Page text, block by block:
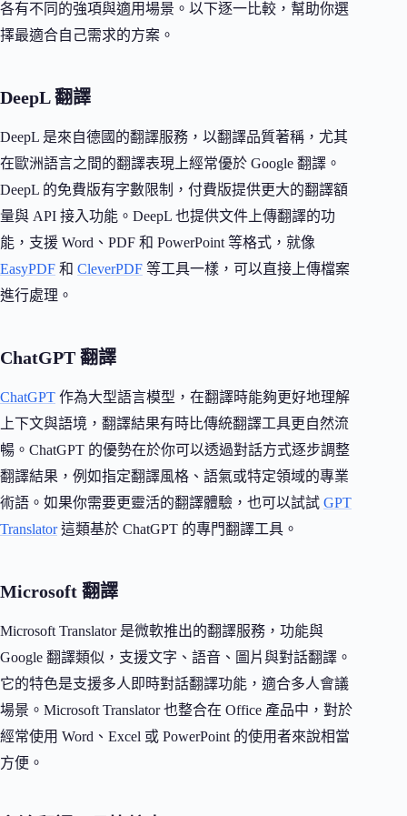
各有不同的強項與適用場景。以下逐一比較，幫助你選
擇最適合自己需求的方案。
DeepL 翻譯
DeepL 是來自德國的翻譯服務，以翻譯品質著稱，尤其
在歐洲語言之間的翻譯表現上經常優於 Google 翻譯。
DeepL 的免費版有字數限制，付費版提供更大的翻譯額
量與 API 接入功能。DeepL 也提供文件上傳翻譯的功
能，支援 Word、PDF 和 PowerPoint 等格式，就像
EasyPDF 和 CleverPDF 等工具一樣，可以直接上傳檔案
進行處理。
ChatGPT 翻譯
ChatGPT 作為大型語言模型，在翻譯時能夠更好地理解
上下文與語境，翻譯結果有時比傳統翻譯工具更自然流
暢。ChatGPT 的優勢在於你可以透過對話方式逐步調整
翻譯結果，例如指定翻譯風格、語氣或特定領域的專業
術語。如果你需要更靈活的翻譯體驗，也可以試試 GPT
Translator這類基於 ChatGPT 的專門翻譯工具。
Microsoft 翻譯
Microsoft Translator 是微軟推出的翻譯服務，功能與
Google 翻譯類似，支援文字、語音、圖片與對話翻譯。
它的特色是支援多人即時對話翻譯功能，適合多人會議
場景。Microsoft Translator 也整合在 Office 產品中，對於
經常使用 Word、Excel 或 PowerPoint 的使用者來說相當
方便。